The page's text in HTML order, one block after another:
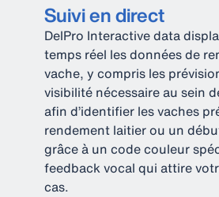
Suivi en direct
DelPro Interactive data
temps réel les données de
vache, y compris les
visibilité nécessaire au sein
afin d’identifier les vaches
rendement laitier ou un
grâce à un code couleur
feedback vocal qui attire
cas.